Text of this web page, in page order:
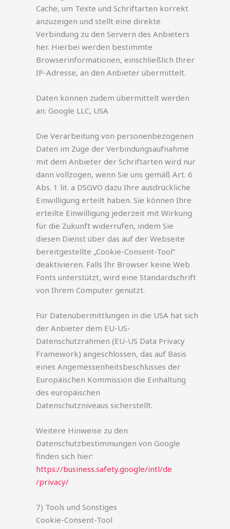
Cache, um Texte und Schriftarten korrekt
anzuzeigen und stellt eine direkte
Verbindung zu den Servern des Anbieters
her. Hierbei werden bestimmte
Browserinformationen, einschließlich Ihrer
IP-Adresse, an den Anbieter übermittelt.
Daten können zudem übermittelt werden
an: Google LLC, USA
Die Verarbeitung von personenbezogenen
Daten im Zuge der Verbindungsaufnahme
mit dem Anbieter der Schriftarten wird nur
dann vollzogen, wenn Sie uns gemäß Art. 6
Abs. 1 lit. a DSGVO dazu Ihre ausdrückliche
Einwilligung erteilt haben. Sie können Ihre
erteilte Einwilligung jederzeit mit Wirkung
für die Zukunft widerrufen, indem Sie
diesen Dienst über das auf der Webseite
bereitgestellte „Cookie-Consent-Tool“
deaktivieren. Falls Ihr Browser keine Web
Fonts unterstützt, wird eine Standardschrift
von Ihrem Computer genutzt.
Für Datenübermittlungen in die USA hat sich
der Anbieter dem EU-US-
Datenschutzrahmen (EU-US Data Privacy
Framework) angeschlossen, das auf Basis
eines Angemessenheitsbeschlusses der
Europäischen Kommission die Einhaltung
des europäischen
Datenschutzniveaus sicherstellt.
Weitere Hinweise zu den
Datenschutzbestimmungen von Google
finden sich hier:
https://business.safety.google/intl/de
/privacy/
7) Tools und Sonstiges
Cookie-Consent-Tool